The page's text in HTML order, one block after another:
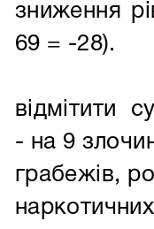
зниження
69 = -28).
відмітити
- на 9
грабежів,